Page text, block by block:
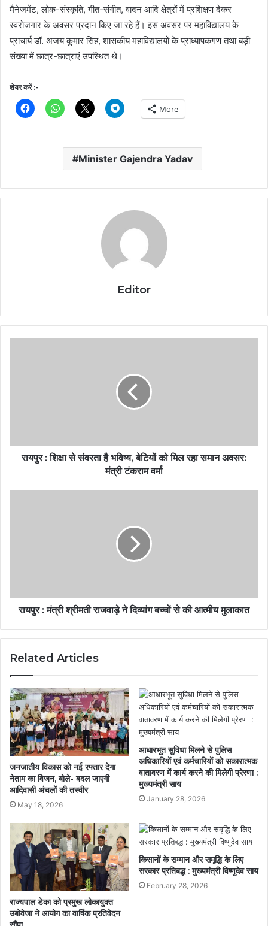
मैनेजमेंट, लोक-संस्कृति, गीत-संगीत, वादन आदि क्षेत्रों में प्रशिक्षण देकर
स्वरोजगार के अवसर प्रदान किए जा रहे हैं। इस अवसर पर महाविद्यालय के
प्राचार्य डॉ. अजय कुमार सिंह, शासकीय महाविद्यालयों के प्राध्यापकगण तथा बड़ी
संख्या में छात्र-छात्राएं उपस्थित थे।
शेयर करें :-
More
Minister Gajendra Yadav
Editor
रायपुर : शिक्षा से संवरता है भविष्य, बेटियों को मिल रहा समान अवसर:
मंत्री टंकराम वर्मा
रायपुर : मंत्री श्रीमती राजवाड़े ने दिव्यांग बच्चों से की आत्मीय मुलाकात
Related Articles
जनजातीय विकास को नई रफ्तार देगा
नेताम का विजन, बोले- बदल जाएगी
आदिवासी अंचलों की तस्वीर
May 18, 2026
आधारभूत सुविधा मिलने से पुलिस
अधिकारियों एवं कर्मचारियों को सकारात्मक
वातावरण में कार्य करने की मिलेगी प्रेरणा :
मुख्यमंत्री साय
January 28, 2026
राज्यपाल डेका को प्रमुख लोकायुक्त
उबोवेजा ने आयोग का वार्षिक प्रतिवेदन
किसानों के सम्मान और समृद्धि के लिए
सरकार प्रतिबद्ध : मुख्यमंत्री विष्णुदेव साय
February 28, 2026